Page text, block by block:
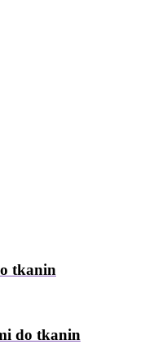
tkanin
do tkanin